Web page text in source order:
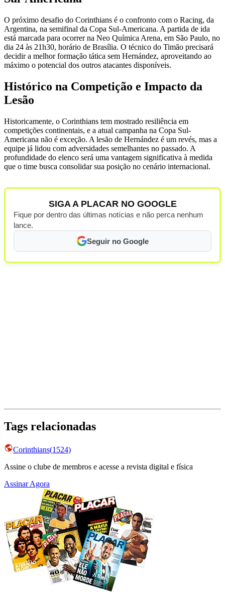
O próximo desafio do Corinthians é o confronto com o Racing, da
Argentina, na semifinal da Copa Sul-Americana. A partida de ida
está marcada para ocorrer na Neo Química Arena, em São Paulo, no
dia 24 às 21h30, horário de Brasília. O técnico do Timão precisará
decidir a melhor formação tática sem Hernández, aproveitando ao
máximo o potencial dos outros atacantes disponíveis.
Histórico na Competição e Impacto da
Lesão
Historicamente, o Corinthians tem mostrado resiliência em
competições continentais, e a atual campanha na Copa Sul-
Americana não é exceção. A lesão de Hernández é um revés, mas a
equipe já lidou com adversidades semelhantes no passado. A
profundidade do elenco será uma vantagem significativa à medida
que o time busca consolidar sua posição no cenário internacional.
SIGA A PLACAR NO GOOGLE
Fique por dentro das últimas notícias e não perca nenhum
lance.
Seguir no Google
Tags relacionadas
Corinthians(1524)
Assine o clube de membros e acesse a revista digital e física
Assinar Agora